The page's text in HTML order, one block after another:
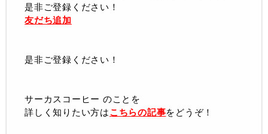
是非ご登録ください！
友だち追加
是非ご登録ください！
サーカスコーヒー のことを
詳しく知りたい方はこちらの記事をどうぞ！